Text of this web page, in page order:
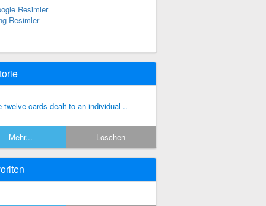
Resimler
Resimler
twelve cards dealt to an individual ..
Mehr... Löschen